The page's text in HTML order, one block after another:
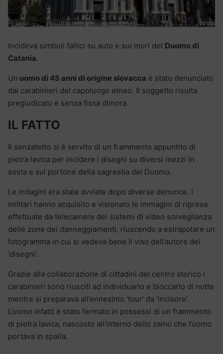
Incideva simboli fallici su auto e sui muri del Duomo di
Catania.
Un uomo di 45 anni di origine slovacca è stato denunciato
dai carabinieri del capoluogo etneo. Il soggetto risulta
pregiudicato e senza fissa dimora.
IL FATTO
Il senzatetto si è servito di un frammento appuntito di
pietra lavica per incidere i disegni su diversi mezzi in
sosta e sul portone della sagrestia del Duomo.
Le indagini era state avviate dopo diverse denunce. I
militari hanno acquisito e visionato le immagini di riprese
effettuate da telecamere dei sistemi di video sorveglianza
delle zone dei danneggiamenti, riuscendo a estrapolare un
fotogramma in cui si vedeva bene il viso dell’autore dei
‘disegni’.
Grazie alla collaborazione di cittadini del centro storico i
carabinieri sono riusciti ad individuarlo e bloccarlo di notte
mentre si preparava all’ennesimo ‘tour’ da ‘incisore’.
L’uomo infatti è stato fermato in possessi di un frammento
di pietra lavica, nascosto all’interno dello zaino che l’uomo
portava in spalla.